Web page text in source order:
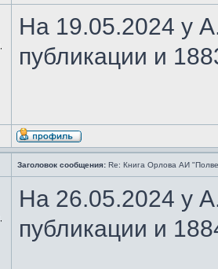
На 19.05.2024 у
публикации и
Заголовок сообщения: Re: Книга Орлова АИ
На 26.05.2024 у
публикации и